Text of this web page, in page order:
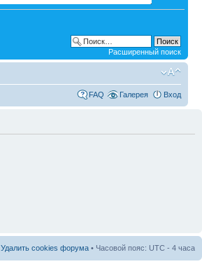
Расширенный поиск
FAQ Галерея Вход
Удалить cookies форума • Часовой пояс: UTC - 4 часа